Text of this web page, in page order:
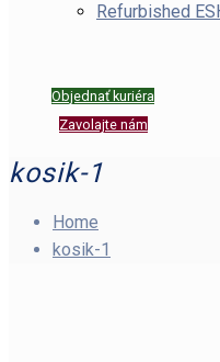
Refurbished
Objednať kuriéra
Zavolajte nám
kosik-1
Home
kosik-1